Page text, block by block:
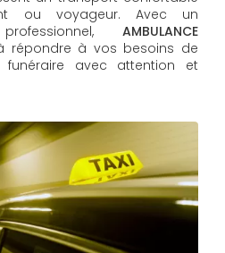
ou voyageur. Avec un
AMBULANCE
répondre à vos besoins de
avec attention et